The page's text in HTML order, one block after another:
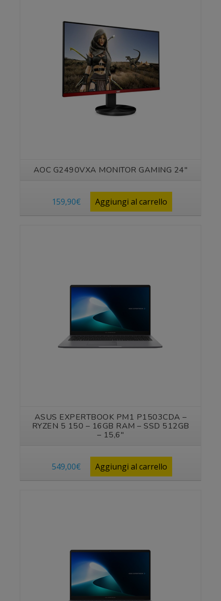
Vedi prodotto
AOC G2490VXA MONITOR GAMING 24″
159,90€ Aggiungi al carrello
ASUS EXPERTBOOK PM1 P1503CDA –
RYZEN 5 150 – 16GB RAM – SSD 512GB
– 15,6″
549,00€ Aggiungi al carrello